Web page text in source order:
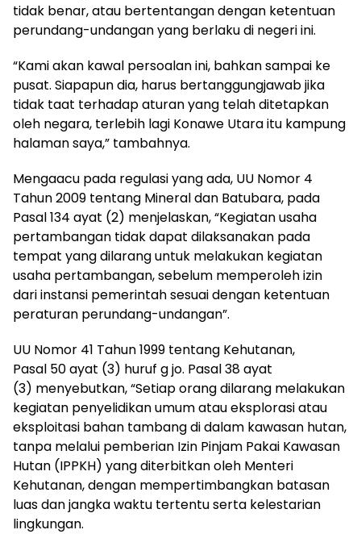
tidak benar, atau bertentangan dengan ketentuan
perundang-undangan yang berlaku di negeri ini.
“Kami akan kawal persoalan ini, bahkan sampai ke
pusat. Siapapun dia, harus bertanggungjawab jika
tidak taat terhadap aturan yang telah ditetapkan
oleh negara, terlebih lagi Konawe Utara itu kampung
halaman saya,” tambahnya.
Mengaacu pada regulasi yang ada, UU Nomor 4
Tahun 2009 tentang Mineral dan Batubara, pada
Pasal 134 ayat (2) menjelaskan, “Kegiatan usaha
pertambangan tidak dapat dilaksanakan pada
tempat yang dilarang untuk melakukan kegiatan
usaha pertambangan, sebelum memperoleh izin
dari instansi pemerintah sesuai dengan ketentuan
peraturan perundang-undangan”.
UU Nomor 41 Tahun 1999 tentang Kehutanan,
Pasal 50 ayat (3) huruf g jo. Pasal 38 ayat
(3) menyebutkan, “Setiap orang dilarang melakukan
kegiatan penyelidikan umum atau eksplorasi atau
eksploitasi bahan tambang di dalam kawasan hutan,
tanpa melalui pemberian Izin Pinjam Pakai Kawasan
Hutan (IPPKH) yang diterbitkan oleh Menteri
Kehutanan, dengan mempertimbangkan batasan
luas dan jangka waktu tertentu serta kelestarian
lingkungan.